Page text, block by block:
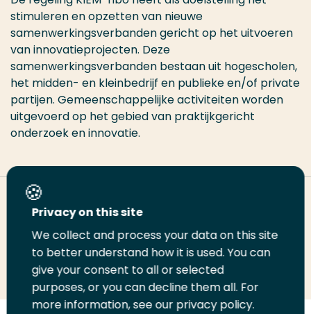
stimuleren en opzetten van nieuwe
samenwerkingsverbanden gericht op het uitvoeren
van innovatieprojecten. Deze
samenwerkingsverbanden bestaan uit hogescholen,
het midden- en kleinbedrijf en publieke en/of private
partijen. Gemeenschappelijke activiteiten worden
uitgevoerd op het gebied van praktijkgericht
onderzoek en innovatie.
Deel deze pagina
Deel
LinkedIn
Deel
op
Twitter
Deel
op
Facebook
Email
deze
pagina
Print
deze
pagina
Privacy on this site
We collect and process your data on this site
to better understand how it is used. You can
give your consent to all or selected
purposes, or you can decline them all. For
more information, see our privacy policy.